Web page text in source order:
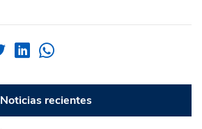
Noticias recientes